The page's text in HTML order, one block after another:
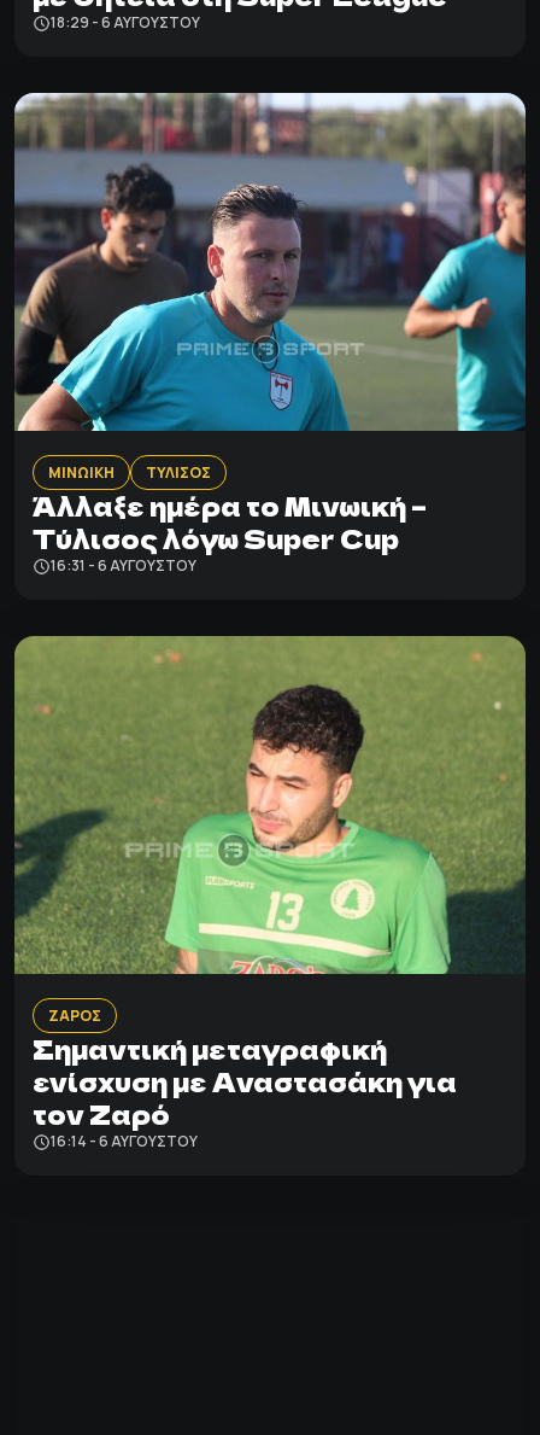
18:29 - 6 ΑΥΓΟΎΣΤΟΥ
ΜΙΝΩΙΚΗ ΤΥΛΙΣΟΣ
Άλλαξε ημέρα το Μινωική –
Τύλισος λόγω Super Cup
16:31 - 6 ΑΥΓΟΎΣΤΟΥ
ΖΑΡΟΣ
Σημαντική μεταγραφική
ενίσχυση με Αναστασάκη για
τον Ζαρό
16:14 - 6 ΑΥΓΟΎΣΤΟΥ